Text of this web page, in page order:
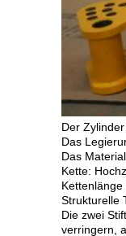
Der
Das
Das
Kette:
Strukturelle
Die zwei
verringern,